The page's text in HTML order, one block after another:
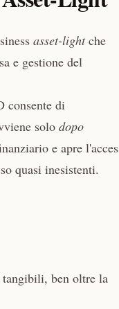
asset-lightche
e gestione del
consente di
solo dopo
e apre
quasi inesistenti.
tangibili, ben oltre la